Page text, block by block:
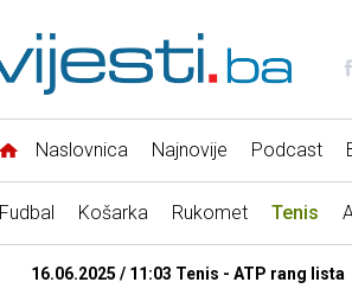
Naslovnica Najnovije Podcast
Fudbal Košarka Rukomet Tenis
16.06.2025 / 11:03 Tenis - ATP rang lista